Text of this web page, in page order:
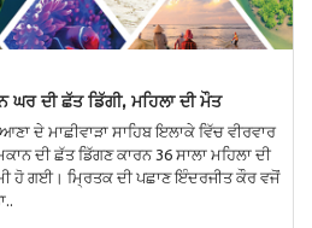
ਘਰ ਦੀ ਛੱਤ ਡਿੱਗੀ, ਮਹਿਲਾ ਦੀ ਮੌਤ
ਦੇ ਮਾਛੀਵਾੜਾ ਸਾਹਿਬ ਇਲਾਕੇ ਵਿੱਚ ਵੀਰਵਾਰ
ਦੀ ਛੱਤ ਡਿੱਗਣ ਕਾਰਨ 36 ਸਾਲਾ ਮਹਿਲਾ ਦੀ
ਹੋ ਗਈ। ਮ੍ਰਿਤਕ ਦੀ ਪਛਾਣ ਇੰਦਰਜੀਤ ਕੌਰ ਵਜੋਂ